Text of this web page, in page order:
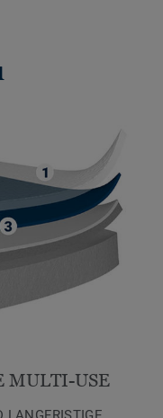
MULTI-USE